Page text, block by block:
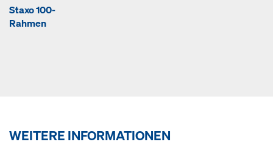
Staxo 100-
Rahmen
WEITERE INFORMATIONEN